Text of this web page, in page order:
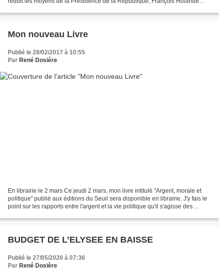
Mon nouveau Livre
Publié le 28/02/2017 à 10:55
Par René Dosière
En librairie le 2 mars Ce jeudi 2 mars, mon livre intitulé "Argent, morale et
politique" publié aux éditions du Seuil sera disponible en librairie. J'y fais le
point sur les rapports entre l'argent et la vie politique qu'il s'agisse des
BUDGET DE L’ELYSEE EN BAISSE
Publié le 27/05/2020 à 07:36
Par René Dosière